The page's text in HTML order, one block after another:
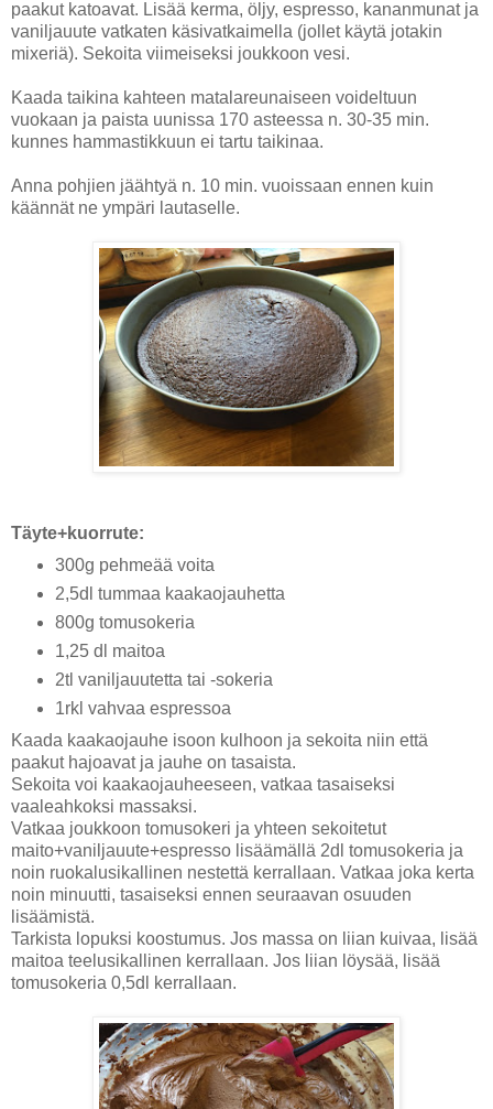
paakut katoavat. Lisää kerma, öljy, espresso, kananmunat ja
vaniljauute vatkaten käsivatkaimella (jollet käytä jotakin
mixeriä). Sekoita viimeiseksi joukkoon vesi.
Kaada taikina kahteen matalareunaiseen voideltuun
vuokaan ja paista uunissa 170 asteessa n. 30-35 min.
kunnes hammastikkuun ei tartu taikinaa.
Anna pohjien jäähtyä n. 10 min. vuoissaan ennen kuin
käännät ne ympäri lautaselle.
Täyte+kuorrute:
300g pehmeää voita
2,5dl tummaa kaakaojauhetta
800g tomusokeria
1,25 dl maitoa
2tl vaniljauutetta tai -sokeria
1rkl vahvaa espressoa
Kaada kaakaojauhe isoon kulhoon ja sekoita niin että
paakut hajoavat ja jauhe on tasaista.
Sekoita voi kaakaojauheeseen, vatkaa tasaiseksi
vaaleahkoksi massaksi.
Vatkaa joukkoon tomusokeri ja yhteen sekoitetut
maito+vaniljauute+espresso lisäämällä 2dl tomusokeria ja
noin ruokalusikallinen nestettä kerrallaan. Vatkaa joka kerta
noin minuutti, tasaiseksi ennen seuraavan osuuden
lisäämistä.
Tarkista lopuksi koostumus. Jos massa on liian kuivaa, lisää
maitoa teelusikallinen kerrallaan. Jos liian löysää, lisää
tomusokeria 0,5dl kerrallaan.